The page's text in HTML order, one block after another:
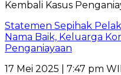
Statemen Sepihak
Nama Baik, Keluarga
Penganiayaan
17 Mei 2025 | 7:47 pm